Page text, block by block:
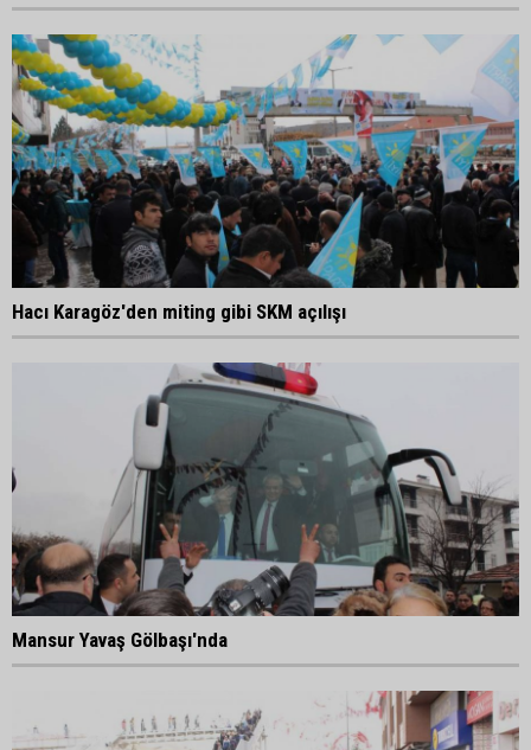
Hacı Karagöz'den miting gibi SKM açılışı
Mansur Yavaş Gölbaşı'nda